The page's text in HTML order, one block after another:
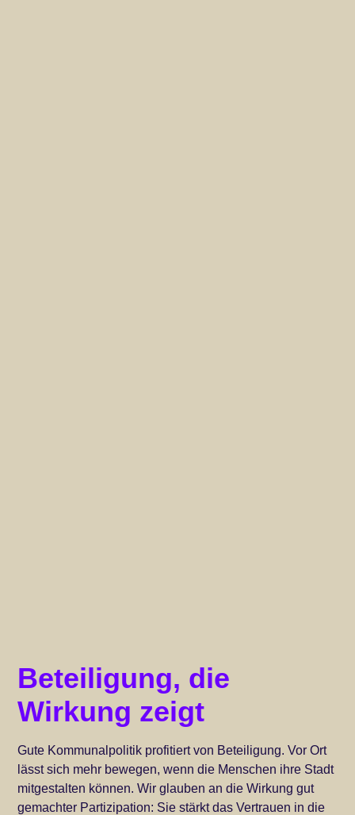
Beteiligung, die
Wirkung zeigt
Gute Kommunalpolitik profitiert von Beteiligung. Vor Ort
lässt sich mehr bewegen, wenn die Menschen ihre Stadt
mitgestalten können. Wir glauben an die Wirkung gut
gemachter Partizipation: Sie stärkt das Vertrauen in die